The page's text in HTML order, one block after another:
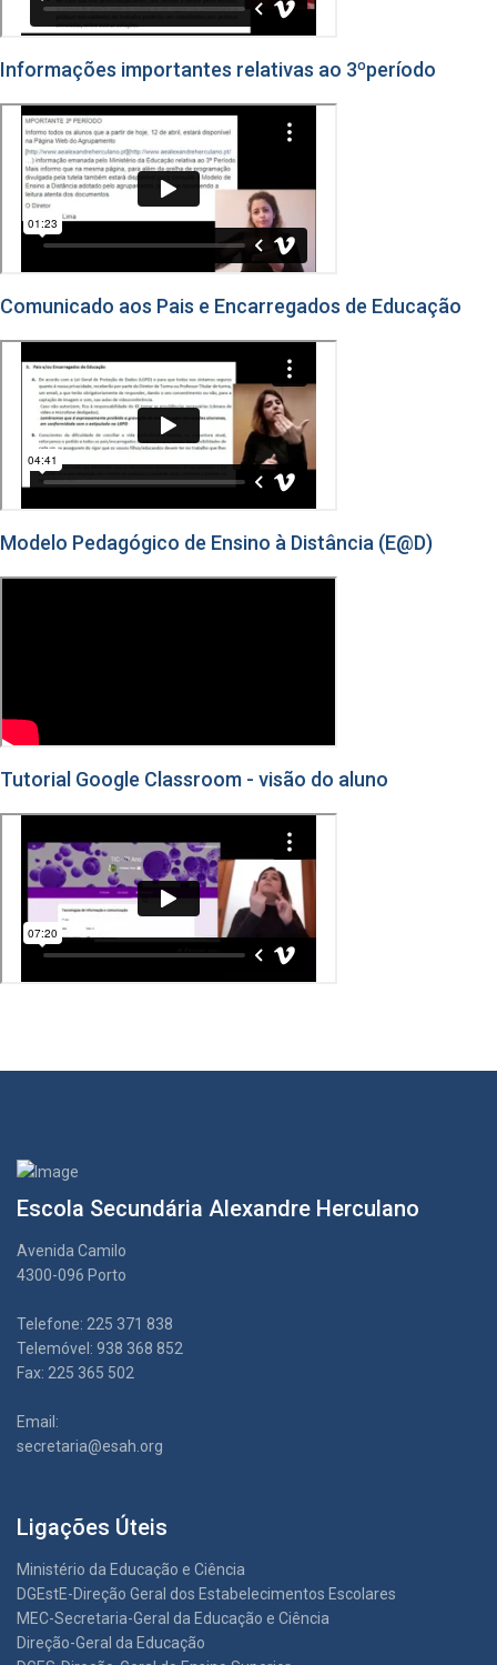
Informações importantes relativas ao 3ºperíodo
Comunicado aos Pais e Encarregados de Educação
Modelo Pedagógico de Ensino à Distância (E@D)
Tutorial Google Classroom - visão do aluno
Escola Secundária Alexandre Herculano
Avenida Camilo
4300-096 Porto
Telefone: 225 371 838
Telemóvel: 938 368 852
Fax: 225 365 502
Email:
secretaria@esah.org
Ligações Úteis
Ministério da Educação e Ciência
DGEstE-Direção Geral dos Estabelecimentos Escolares
MEC-Secretaria-Geral da Educação e Ciência
Direção-Geral da Educação